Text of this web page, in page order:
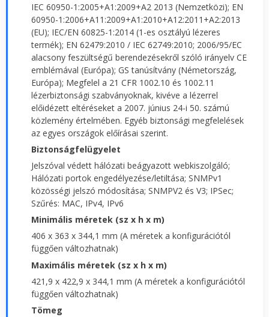
IEC 60950-1:2005+A1:2009+A2 2013 (Nemzetközi); EN
60950-1:2006+A11:2009+A1:2010+A12:2011+A2:2013
(EU); IEC/EN 60825-1:2014 (1-es osztályú lézeres
termék); EN 62479:2010 / IEC 62749:2010; 2006/95/EC
alacsony feszültségű berendezésekről szóló irányelv CE
emblémával (Európa); GS tanúsítvány (Németország,
Európa); Megfelel a 21 CFR 1002.10 és 1002.11
lézerbiztonsági szabványoknak, kivéve a lézerrel
előidézett eltéréseket a 2007. június 24-i 50. számú
közlemény értelmében. Egyéb biztonsági megfelelések
az egyes országok előírásai szerint.
Biztonságfelügyelet
Jelszóval védett hálózati beágyazott webkiszolgáló;
Hálózati portok engedélyezése/letiltása; SNMPv1
közösségi jelszó módosítása; SNMPV2 és V3; IPSec;
Szűrés: MAC, IPv4, IPv6
Minimális méretek (sz x h x m)
406 x 363 x 344,1 mm (A méretek a konfigurációtól
függően változhatnak)
Maximális méretek (sz x h x m)
421,9 x 422,9 x 344,1 mm (A méretek a konfigurációtól
függően változhatnak)
Tömeg